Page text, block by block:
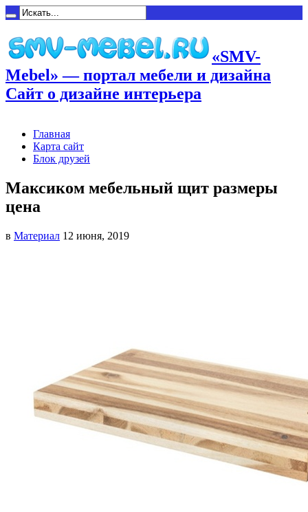
«SMV-
Mebel» — портал мебели и дизайна
Сайт о дизайне интерьера
Главная
Карта сайт
Блок друзей
Максиком мебельный щит размеры
цена
в Материал 12 июня, 2019